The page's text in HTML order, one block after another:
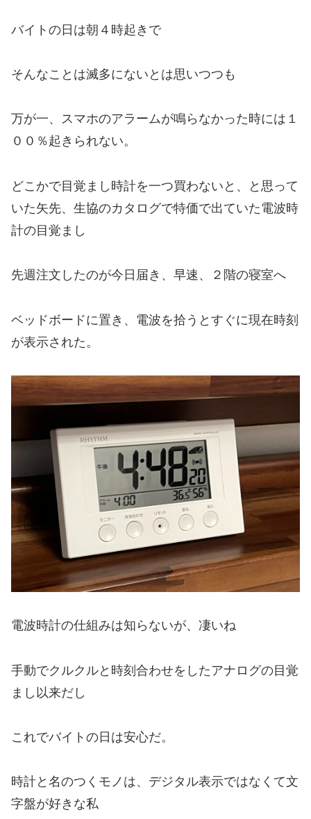
バイトの日は朝４時起きで
そんなことは滅多にないとは思いつつも
万が一、スマホのアラームが鳴らなかった時には１
００％起きられない。
どこかで目覚まし時計を一つ買わないと、と思って
いた矢先、生協のカタログで特価で出ていた電波時
計の目覚まし
先週注文したのが今日届き、早速、２階の寝室へ
ベッドボードに置き、電波を拾うとすぐに現在時刻
が表示された。
電波時計の仕組みは知らないが、凄いね
手動でクルクルと時刻合わせをしたアナログの目覚
まし以来だし
これでバイトの日は安心だ。
時計と名のつくモノは、デジタル表示ではなくて文
字盤が好きな私